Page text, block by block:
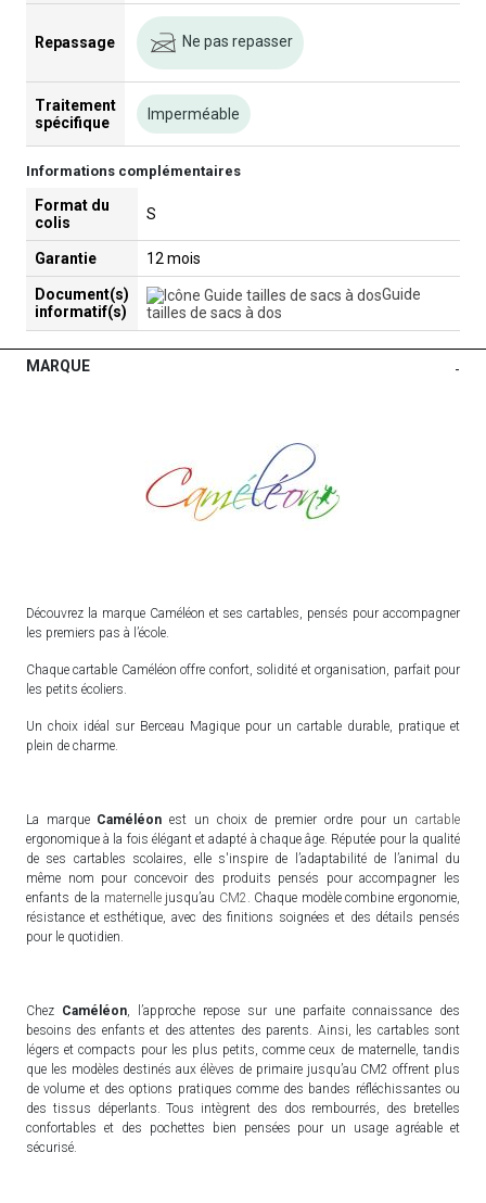
Repassage Ne pas repasser
Traitement
spécifique
Imperméable
Informations complémentaires
Format du
colis
S
Garantie 12 mois
Document(s)
informatif(s)
Guide
tailles de sacs à dos
MARQUE -
Découvrez la marque Caméléon et ses cartables, pensés pour accompagner
les premiers pas à l’école.
Chaque cartable Caméléon offre confort, solidité et organisation, parfait pour
les petits écoliers.
Un choix idéal sur Berceau Magique pour un cartable durable, pratique et
plein de charme.
La marque Caméléon est un choix de premier ordre pour uncartable
ergonomique à la fois élégant et adapté à chaque âge. Réputée pour la qualité
de ses cartables scolaires, elle s'inspire de l’adaptabilité de l’animal du
même nom pour concevoir des produits pensés pour accompagner les
enfants de la maternellejusqu’au CM2
. Chaque modèle combine ergonomie,
résistance et esthétique, avec des finitions soignées et des détails pensés
pour le quotidien.
Chez Caméléon , l’approche repose sur une parfaite connaissance des
besoins des enfants et des attentes des parents. Ainsi, les cartables sont
légers et compacts pour les plus petits, comme ceux de maternelle, tandis
que les modèles destinés aux élèves de primaire jusqu’au CM2 offrent plus
de volume et des options pratiques comme des bandes réfléchissantes ou
des tissus déperlants. Tous intègrent des dos rembourrés, des bretelles
confortables et des pochettes bien pensées pour un usage agréable et
sécurisé.